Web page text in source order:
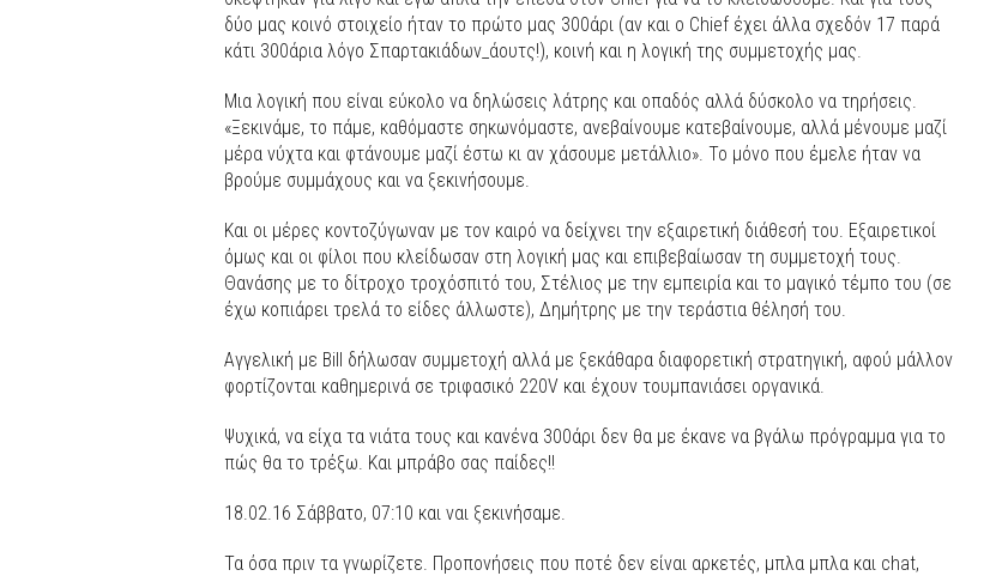
δύο μας κοινό στοιχείο ήταν το πρώτο μας 300άρι (αν και ο Chief έχει άλλα σχεδόν 17 παρά
κάτι 300άρια λόγο Σπαρτακιάδων_άουτς!), κοινή και η λογική της συμμετοχής μας.
Μια λογική που είναι εύκολο να δηλώσεις λάτρης και οπαδός αλλά δύσκολο να τηρήσεις.
«Ξεκινάμε, το πάμε, καθόμαστε σηκωνόμαστε, ανεβαίνουμε κατεβαίνουμε, αλλά μένουμε μαζί
μέρα νύχτα και φτάνουμε μαζί έστω κι αν χάσουμε μετάλλιο». Το μόνο που έμελε ήταν να
βρούμε συμμάχους και να ξεκινήσουμε.
Και οι μέρες κοντοζύγωναν με τον καιρό να δείχνει την εξαιρετική διάθεσή του. Εξαιρετικοί
όμως και οι φίλοι που κλείδωσαν στη λογική μας και επιβεβαίωσαν τη συμμετοχή τους.
Θανάσης με το δίτροχο τροχόσπιτό του, Στέλιος με την εμπειρία και το μαγικό τέμπο του (σε
έχω κοπιάρει τρελά το είδες άλλωστε), Δημήτρης με την τεράστια θέλησή του.
Αγγελική με Bill δήλωσαν συμμετοχή αλλά με ξεκάθαρα διαφορετική στρατηγική, αφού μάλλον
φορτίζονται καθημερινά σε τριφασικό 220V και έχουν τουμπανιάσει οργανικά.
Ψυχικά, να είχα τα νιάτα τους και κανένα 300άρι δεν θα με έκανε να βγάλω πρόγραμμα για το
πώς θα το τρέξω. Και μπράβο σας παίδες!!
18.02.16 Σάββατο, 07:10 και ναι ξεκινήσαμε.
Τα όσα πριν τα γνωρίζετε. Προπονήσεις που ποτέ δεν είναι αρκετές, μπλα μπλα και chat,